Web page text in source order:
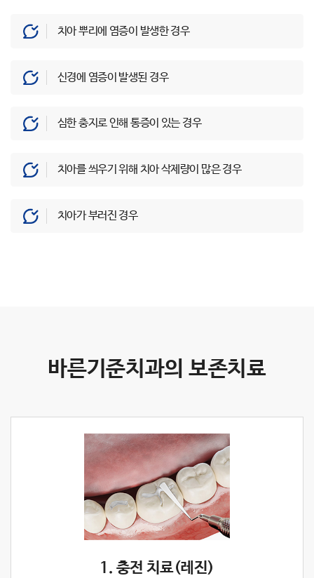
치아 뿌리에 염증이 발생한 경우
신경에 염증이 발생된 경우
심한 충지로 인해 통증이 있는 경우
치아를 씌우기 위해 치아 삭제량이 많은 경우
치아가 부러진 경우
바른기준치과의 보존치료
1. 충전 치료(레진)